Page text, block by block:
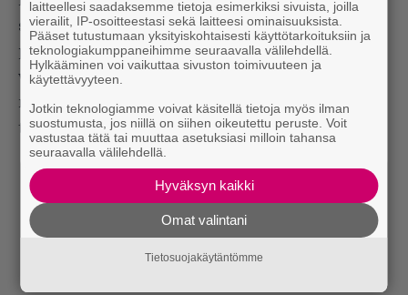
suhteestaan seuraavilla sanoilla: ”Jos minua
painostetaan kertomaan, miksi rakastan häntä,
voin vain todeta, että siksi koska hän on hän ja
minä olen minä. Muuta suhteesta ei sitten tarvitse
tietääkään.”
laitteellesi saadaksemme tietoja esimerkiksi sivuista, joilla
vierailit, IP-osoitteestasi sekä laitteesi ominaisuuksista.
Pääset tutustumaan yksityiskohtaisesti käyttötarkoituksiin ja
teknologiakumppaneihimme seuraavalla välilehdellä.
Hylkääminen voi vaikuttaa sivuston toimivuuteen ja
käytettävyyteen.
Jotkin teknologiamme voivat käsitellä tietoja myös ilman
suostumusta, jos niillä on siihen oikeutettu peruste. Voit
vastustaa tätä tai muuttaa asetuksiasi milloin tahansa
seuraavalla välilehdellä.
Hyväksyn kaikki
Omat valintani
Tietosuojakäytäntömme